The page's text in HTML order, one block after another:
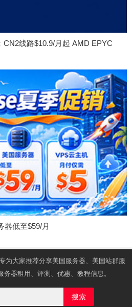
线路$10.9/月起 AMD EPYC
器低至$59/月
为大家推荐分享美国服务器、美国站群服
器租用、评测、优惠、教程信息。
搜索